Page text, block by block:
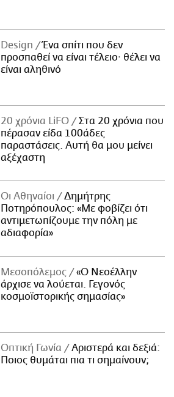
Design
Ένα σπίτι που δεν
προσπαθεί να είναι τέλειο· θέλει να
είναι αληθινό
20 χρόνια LiFO
Στα 20 χρόνια που
πέρασαν είδα 100άδες
παραστάσεις. Αυτή θα μου μείνει
αξέχαστη
Οι Αθηναίοι
Δημήτρης
Ποτηρόπουλος: «Με φοβίζει ότι
αντιμετωπίζουμε την πόλη με
αδιαφορία»
Μεσοπόλεμος
«Ο Νεοέλλην
άρχισε να λούεται. Γεγονός
κοσμοϊστορικής σημασίας»
Οπτική Γωνία
Αριστερά και δεξιά:
Ποιος θυμάται πια τι σημαίνουν;